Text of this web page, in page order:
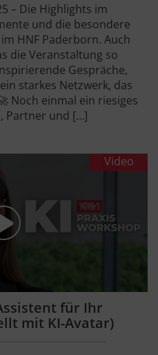
– Die Highlights im
und die besondere
HNF Paderborn. Auch
die Veranstaltung so
Gespräche,
starkes Netzwerk, das
Noch einmal ein riesiges
Partner und […]
Video
für Ihr
mit KI-Avatar)